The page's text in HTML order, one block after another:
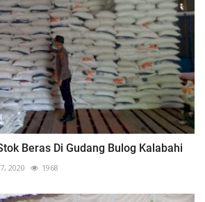
Beras Di Gudang Bulog Kalabahi
2020 1968